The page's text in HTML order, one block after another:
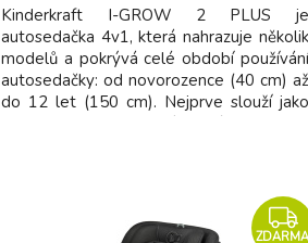
Kinderkraft I-GROW 2 PLUS je
autosedačka 4v1, která nahrazuje několik
modelů a pokrývá celé období používání
autosedačky: od novorozence (40 cm) až
do 12 let (150 cm). Nejprve slouží jako
ZDARMA